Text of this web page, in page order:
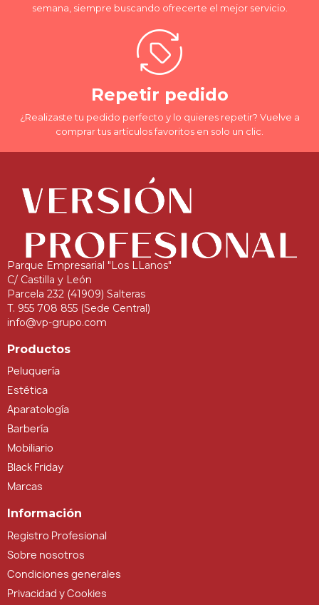
semana, siempre buscando ofrecerte el mejor servicio.
Repetir pedido
¿Realizaste tu pedido perfecto y lo quieres repetir? Vuelve a
comprar tus artículos favoritos en solo un clic.
Parque Empresarial "Los LLanos"
C/ Castilla y León
Parcela 232 (41909) Salteras
T. 955 708 855 (Sede Central)
info@vp-grupo.com
Productos
Peluquería
Estética
Aparatología
Barbería
Mobiliario
Black Friday
Marcas
Información
Registro Profesional
Sobre nosotros
Condiciones generales
Privacidad y Cookies